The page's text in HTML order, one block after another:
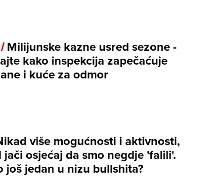
Milijunske kazne usred sezone -
kako inspekcija zapečaćuje
i kuće za odmor
više mogućnosti i aktivnosti,
jači osjećaj da smo negdje 'falili'.
još jedan u nizu bullshita?